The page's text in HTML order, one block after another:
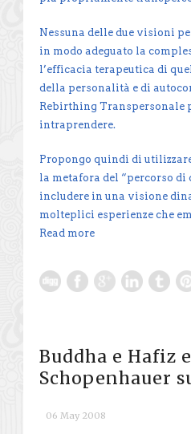
Nessuna delle due visioni
in modo adeguato la
l’efficacia terapeutica di
della personalità e di
Rebirthing Transpersonale
intraprendere.
Propongo quindi di
la metafora del “percorso di
includere in una visione
molteplici esperienze che
Read more
Buddha e Hafiz e
Schopenhauer
06 May 2008